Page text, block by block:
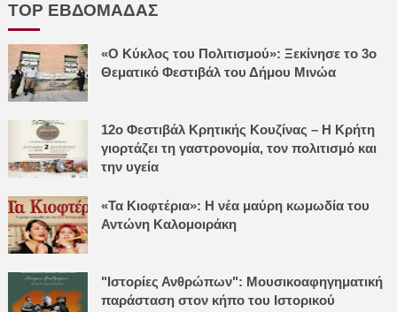
TOP ΕΒΔΟΜΑΔΑΣ
«Ο Κύκλος του Πολιτισμού»: Ξεκίνησε το 3ο
Θεματικό Φεστιβάλ του Δήμου Μινώα
12ο Φεστιβάλ Κρητικής Κουζίνας – Η Κρήτη
γιορτάζει τη γαστρονομία, τον πολιτισμό και
την υγεία
«Τα Κιοφτέρια»: Η νέα μαύρη κωμωδία του
Αντώνη Καλομοιράκη
"Ιστορίες Ανθρώπων": Μουσικοαφηγηματική
παράσταση στον κήπο του Ιστορικού